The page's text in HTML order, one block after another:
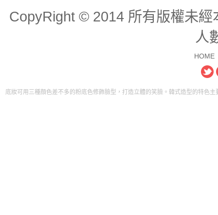
CopyRight © 2014 所有版權未
人
HOME
種顔色差不多的粉底色修飾臉型，打造立體的笑臉。韓式造型的特色主要展